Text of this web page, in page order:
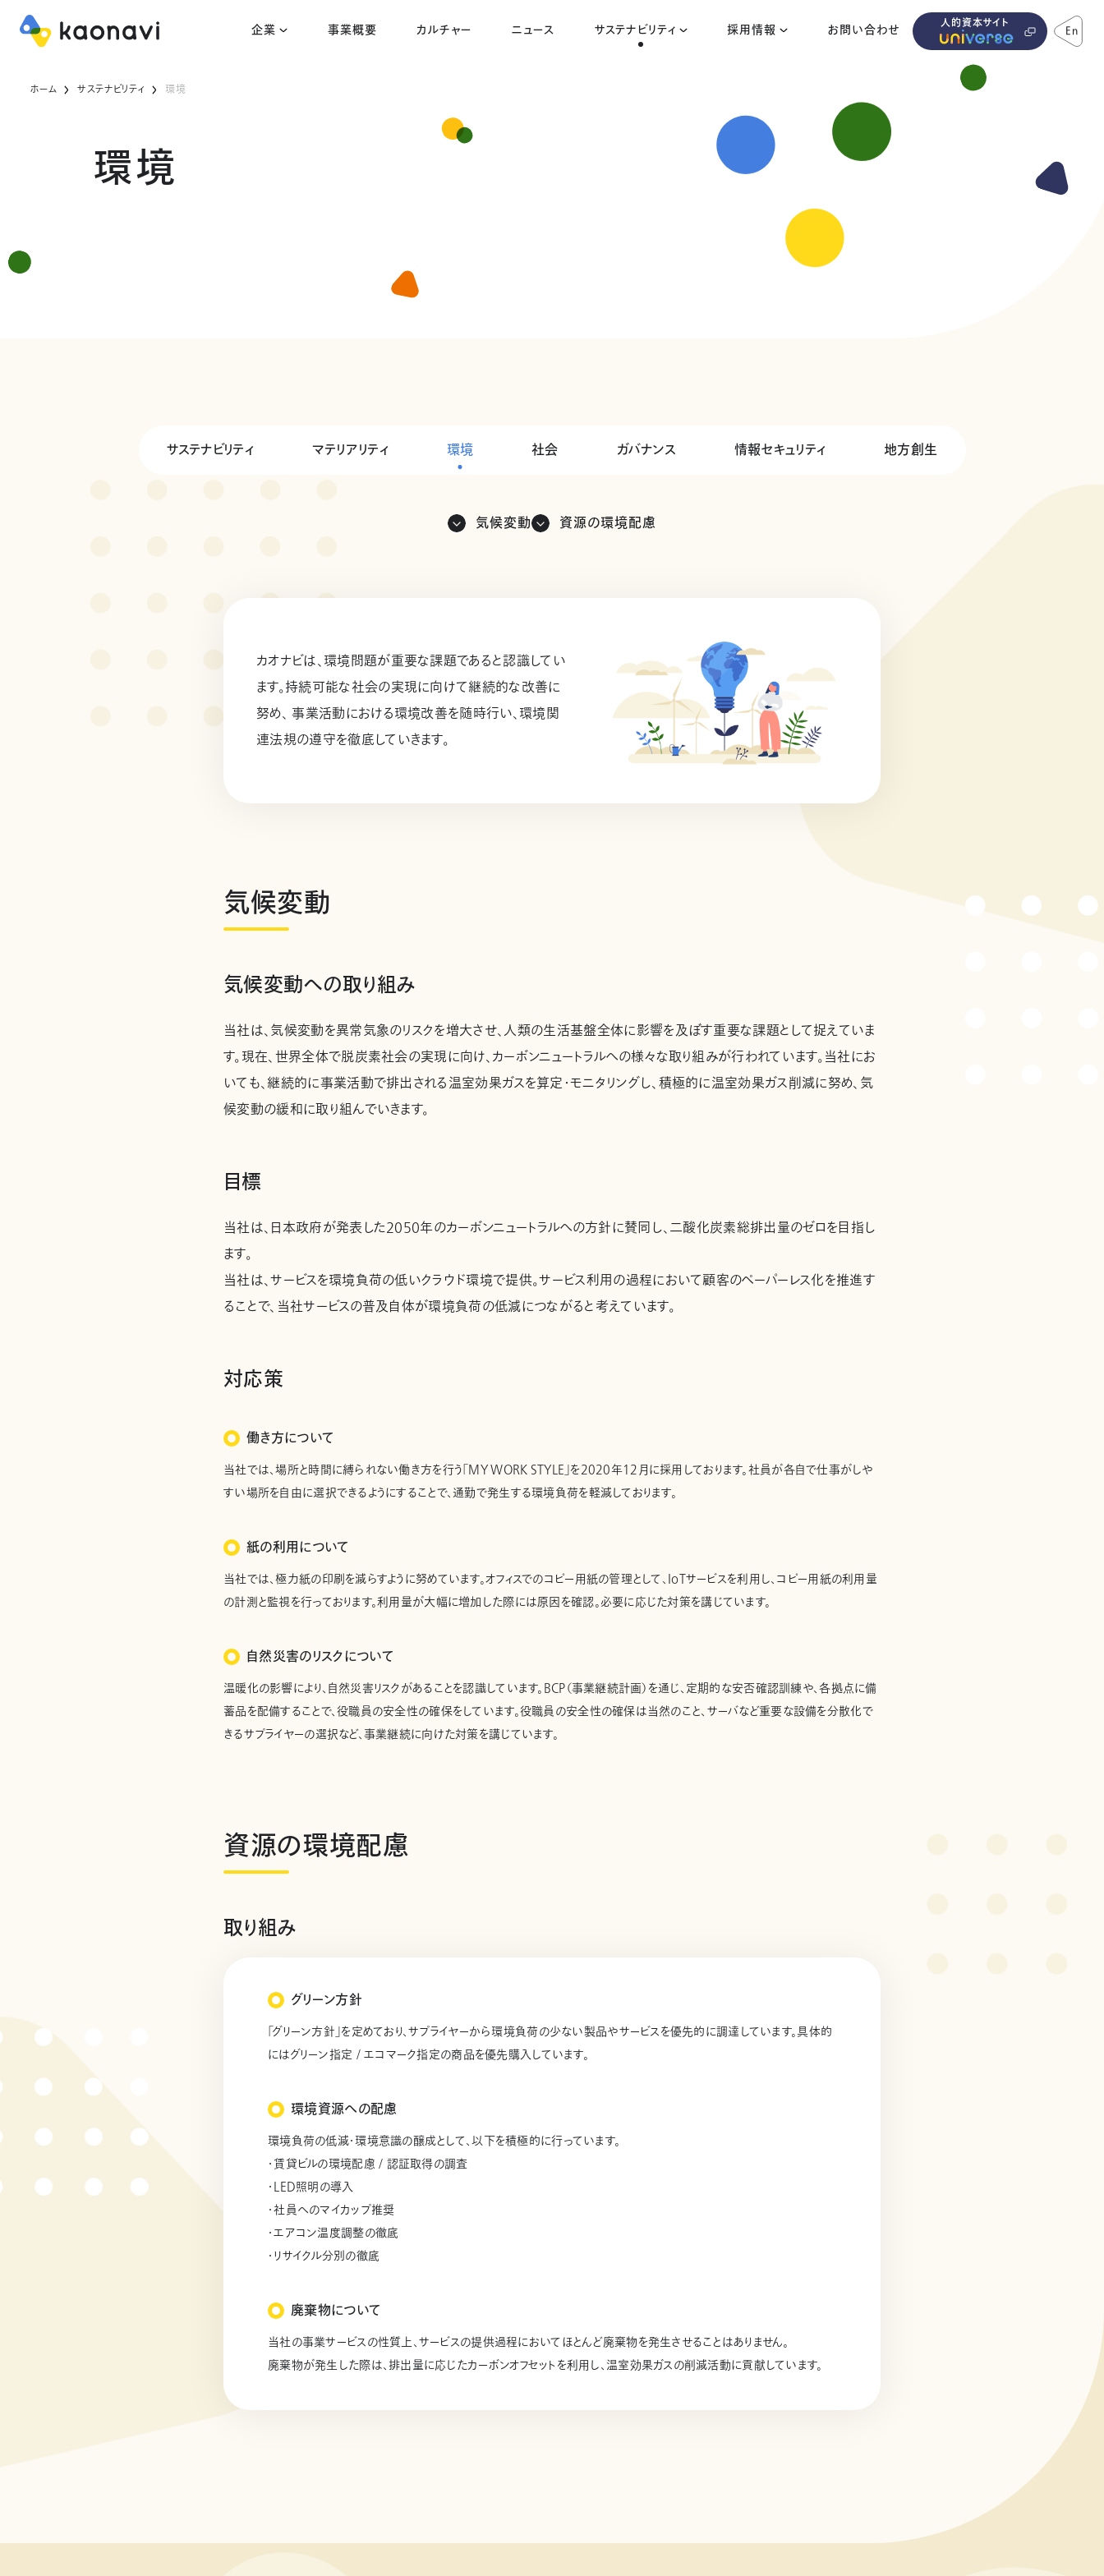
企業 事業概要 カルチャー ニュース サステナビリティ 採用情報 お問い合わせ 人的資本サイト En
ホーム サステナビリティ 環境
環境
サステナビリティ マテリアリティ 環境 社会 ガバナンス 情報セキュリティ 地方創生
気候変動 資源の環境配慮
カオナビは、環境問題が重要な課題であると認識してい
ます。持続可能な社会の実現に向けて継続的な改善に
努め、 事業活動における環境改善を随時行い、環境関
連法規の遵守を徹底していきます。
気候変動
気候変動への取り組み
当社は、気候変動を異常気象のリスクを増大させ、人類の生活基盤全体に影響を及ぼす重要な課題として捉えていま
す。現在、世界全体で脱炭素社会の実現に向け、カーボンニュートラルへの様々な取り組みが行われています。当社にお
いても、継続的に事業活動で排出される温室効果ガスを算定・モニタリングし、積極的に温室効果ガス削減に努め、気
候変動の緩和に取り組んでいきます。
目標
当社は、日本政府が発表した2050年のカーボンニュートラルへの方針に賛同し、二酸化炭素総排出量のゼロを目指し
ます。
当社は、サービスを環境負荷の低いクラウド環境で提供。サービス利用の過程において顧客のペーパーレス化を推進す
ることで、当社サービスの普及自体が環境負荷の低減につながると考えています。
対応策
働き方について
当社では、場所と時間に縛られない働き方を行う「MY WORK STYLE」を2020年12月に採用しております。社員が各自で仕事がしや
すい場所を自由に選択できるようにすることで、通勤で発生する環境負荷を軽減しております。
紙の利用について
当社では、極力紙の印刷を減らすように努めています。オフィスでのコピー用紙の管理として、IoTサービスを利用し、コピー用紙の利用量
の計測と監視を行っております。利用量が大幅に増加した際には原因を確認。必要に応じた対策を講じています。
自然災害のリスクについて
温暖化の影響により、自然災害リスクがあることを認識しています。BCP（事業継続計画）を通じ、定期的な安否確認訓練や、各拠点に備
蓄品を配備することで、役職員の安全性の確保をしています。役職員の安全性の確保は当然のこと、サーバなど重要な設備を分散化で
きるサプライヤーの選択など、事業継続に向けた対策を講じています。
資源の環境配慮
取り組み
グリーン方針
「グリーン方針」を定めており、サプライヤーから環境負荷の少ない製品やサービスを優先的に調達しています。具体的
にはグリーン指定 / エコマーク指定の商品を優先購入しています。
環境資源への配慮
環境負荷の低減・環境意識の醸成として、以下を積極的に行っています。
・賃貸ビルの環境配慮 / 認証取得の調査
・LED照明の導入
・社員へのマイカップ推奨
・エアコン温度調整の徹底
・リサイクル分別の徹底
廃棄物について
当社の事業サービスの性質上、サービスの提供過程においてほとんど廃棄物を発生させることはありません。
廃棄物が発生した際は、排出量に応じたカーボンオフセットを利用し、温室効果ガスの削減活動に貢献しています。